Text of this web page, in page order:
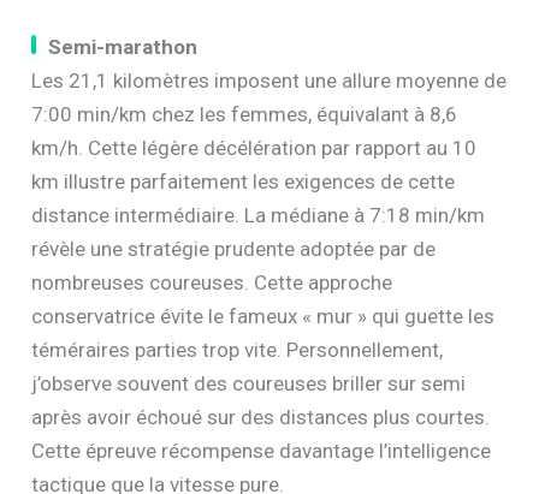
Semi-marathon
Les 21,1 kilomètres imposent une allure moyenne de
7:00 min/km chez les femmes, équivalant à 8,6
km/h. Cette légère décélération par rapport au 10
km illustre parfaitement les exigences de cette
distance intermédiaire. La médiane à 7:18 min/km
révèle une stratégie prudente adoptée par de
nombreuses coureuses. Cette approche
conservatrice évite le fameux « mur » qui guette les
téméraires parties trop vite. Personnellement,
j’observe souvent des coureuses briller sur semi
après avoir échoué sur des distances plus courtes.
Cette épreuve récompense davantage l’intelligence
tactique que la vitesse pure.